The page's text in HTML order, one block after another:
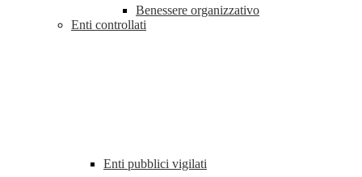
Benessere organizzativo
Enti controllati
Enti pubblici vigilati